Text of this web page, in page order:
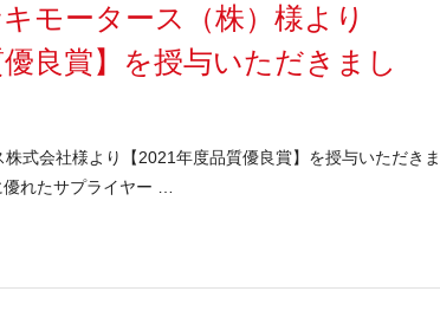
モータース（株）様より
優良賞】を授与いただきまし
式会社様より【2021年度品質優良賞】を授与いただきま
れたサプライヤー …